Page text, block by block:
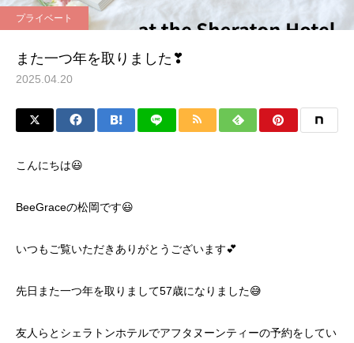
数量限定で抽選販売が決定
しました‼
プライベート
また一つ年を取りました❣
2025.04.20
こんにちは😃
BeeGraceの松岡です😃
いつもご覧いただきありがとうございます💕
先日また一つ年を取りまして57歳になりました😅
友人らとシェラトンホテルでアフタヌーンティーの予約をしてい